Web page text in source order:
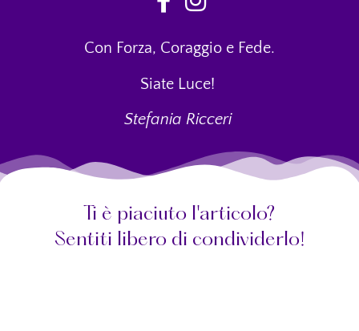
Con Forza, Coraggio e Fede.
Siate Luce!
Stefania Ricceri
Ti è piaciuto l'articolo?
Sentiti libero di condividerlo!